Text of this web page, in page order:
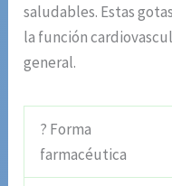
saludables. Estas
la función
general.
? Forma
farmacéutica